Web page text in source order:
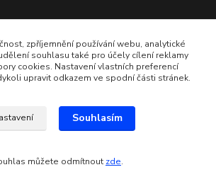
zpříjemnění používání webu, analytické
souhlasu také pro účely cílení reklamy
cookies. Nastavení vlastních preferencí
upravit odkazem ve spodní části stránek.
Souhlasím
můžete odmítnout zde.